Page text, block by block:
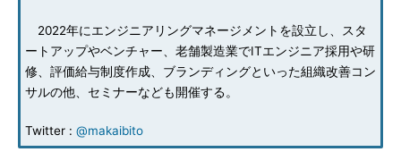
2022年にエンジニアリングマネージメントを設立し、スタ
ートアップやベンチャー、老舗製造業でITエンジニア採用や研
修、評価給与制度作成、ブランディングといった組織改善コン
サルの他、セミナーなども開催する。
Twitter : @makaibito